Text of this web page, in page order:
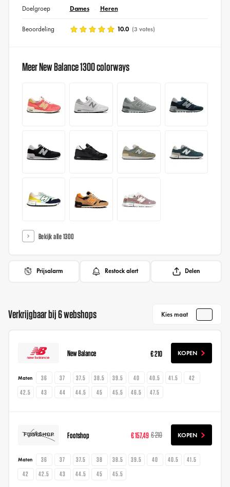
Doelgroep Dames Heren
Beoordeling 10.0 (3 votes)
Meer New Balance 1300 colorways
Bekijk alle 1300
Prijsalarm Restock alert Delen
Verkrijgbaar bij 6 webshops Kies maat
New Balance € 210 KOPEN
Maten 36 37 37.5 38.5 39.5 40 40.5 41.5
42
42.5
43 44 44.5 45 45.5 46.5 47.5
Footshop € 157,49 € 210 KOPEN
Maten 36 37 37.5 38 38.5 39.5 40 40.5
41.5
42
42.5 43 44.5 45 45.5